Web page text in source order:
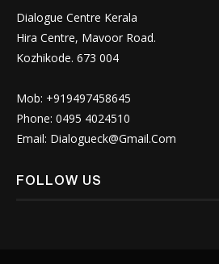
Dialogue Centre Kerala
Hira Centre, Mavoor Road.
Kozhikode. 673 004
Mob: +919497458645
Phone: 0495 4024510
Email: Dialogueck@Gmail.Com
FOLLOW US